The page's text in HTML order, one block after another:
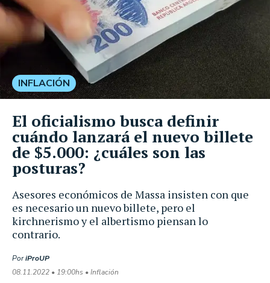
Asesores económicos de Massa insisten con que
es necesario un nuevo billete, pero el
kirchnerismo y el albertismo piensan lo
contrario.
PoriProUP
08.11.2022 • 19:00hs • Inflación
INFLACIÓN
El oficialismo busca definir
cuándo lanzará el nuevo billete
de $5.000: ¿cuáles son las
posturas?